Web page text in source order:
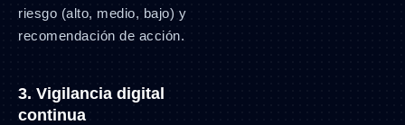
riesgo (alto, medio, bajo) y
recomendación de acción.
3. Vigilancia digital
continua